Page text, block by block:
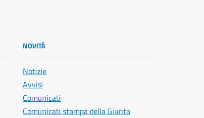
NOVITÀ
Notizie
Avvisi
Comunicati
Comunicati stampa della Giunta